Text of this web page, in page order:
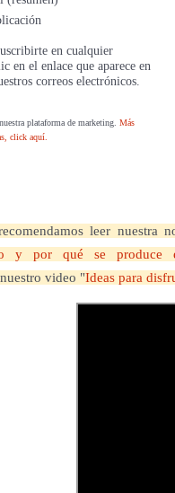
en cualquier
en el enlace que aparece en
correos electrónicos.
plataforma de marketing. Más
click aquí.
leer nuestra
y por qué se produce
video "Ideas para